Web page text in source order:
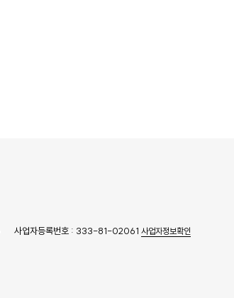
사업자등록번호 : 333-81-02061 사업자정보확인